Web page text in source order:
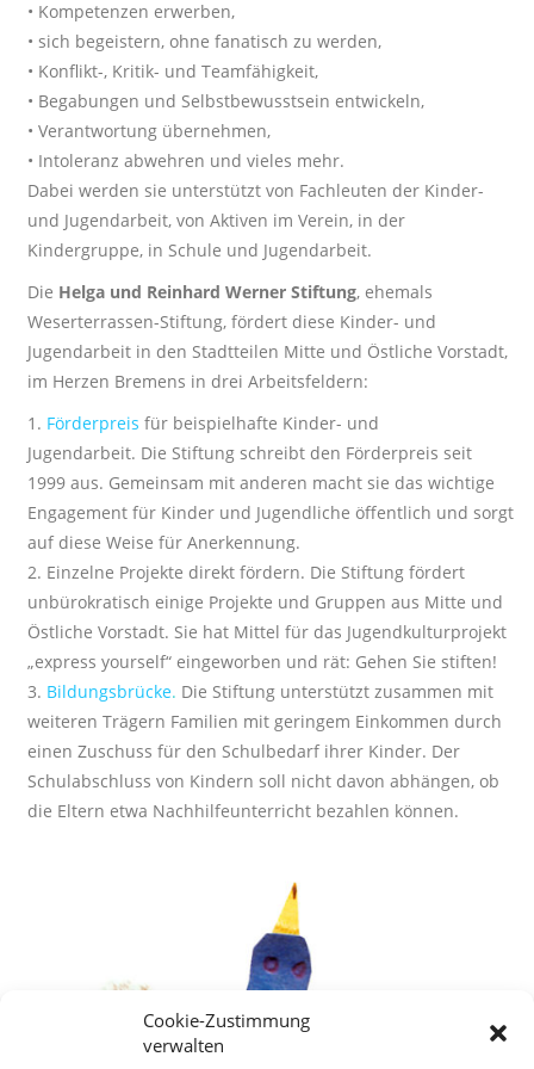
Cookie-Zustimmung
verwalten
• Kompetenzen erwerben,
• sich begeistern, ohne fanatisch zu werden,
• Konflikt-, Kritik- und Teamfähigkeit,
• Begabungen und Selbstbewusstsein entwickeln,
• Verantwortung übernehmen,
• Intoleranz abwehren und vieles mehr.
Dabei werden sie unterstützt von Fachleuten der Kinder-
und Jugendarbeit, von Aktiven im Verein, in der
Kindergruppe, in Schule und Jugendarbeit.
Die Helga und Reinhard Werner Stiftung, ehemals
Weserterrassen-Stiftung, fördert diese Kinder- und
Jugendarbeit in den Stadtteilen Mitte und Östliche Vorstadt,
im Herzen Bremens in drei Arbeitsfeldern:
1. Förderpreis für beispielhafte Kinder- und
Jugendarbeit. Die Stiftung schreibt den Förderpreis seit
1999 aus. Gemeinsam mit anderen macht sie das wichtige
Engagement für Kinder und Jugendliche öffentlich und sorgt
auf diese Weise für Anerkennung.
2. Einzelne Projekte direkt fördern. Die Stiftung fördert
unbürokratisch einige Projekte und Gruppen aus Mitte und
Östliche Vorstadt. Sie hat Mittel für das Jugendkulturprojekt
„express yourself“ eingeworben und rät: Gehen Sie stiften!
3. Bildungsbrücke. Die Stiftung unterstützt zusammen mit
weiteren Trägern Familien mit geringem Einkommen durch
einen Zuschuss für den Schulbedarf ihrer Kinder. Der
Schulabschluss von Kindern soll nicht davon abhängen, ob
die Eltern etwa Nachhilfeunterricht bezahlen können.